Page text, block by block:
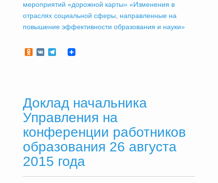
мероприятий «дорожной карты» «Изменения в
отраслях социальной сферы, направленные на
повышение эффективности образования и науки»
Odnoklassniki
VKTelegram
Доклад начальника
Управления на
конференции работников
образования 26 августа
2015 года